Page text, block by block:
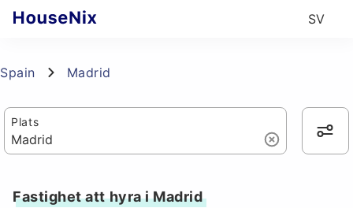
SV
Spain Madrid
Plats
Fastighet att hyra i Madrid